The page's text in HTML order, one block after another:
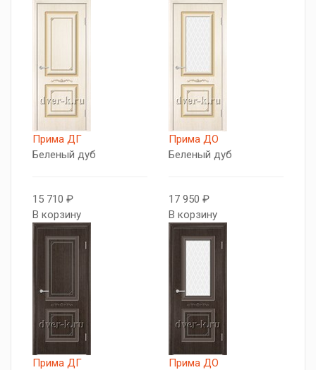
Прима ДГ
Беленый дуб
15 710 ₽
В корзину
Прима ДО
Беленый дуб
17 950 ₽
В корзину
Прима ДГ
Прима ДО